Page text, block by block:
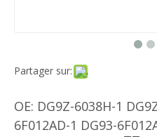
Partager sur:
OE: DG9Z-6038H-1
6F012AD-1 DG93-